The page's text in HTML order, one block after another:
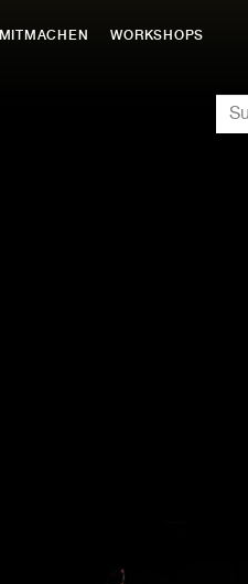
MITMACHEN WORKSHOPS